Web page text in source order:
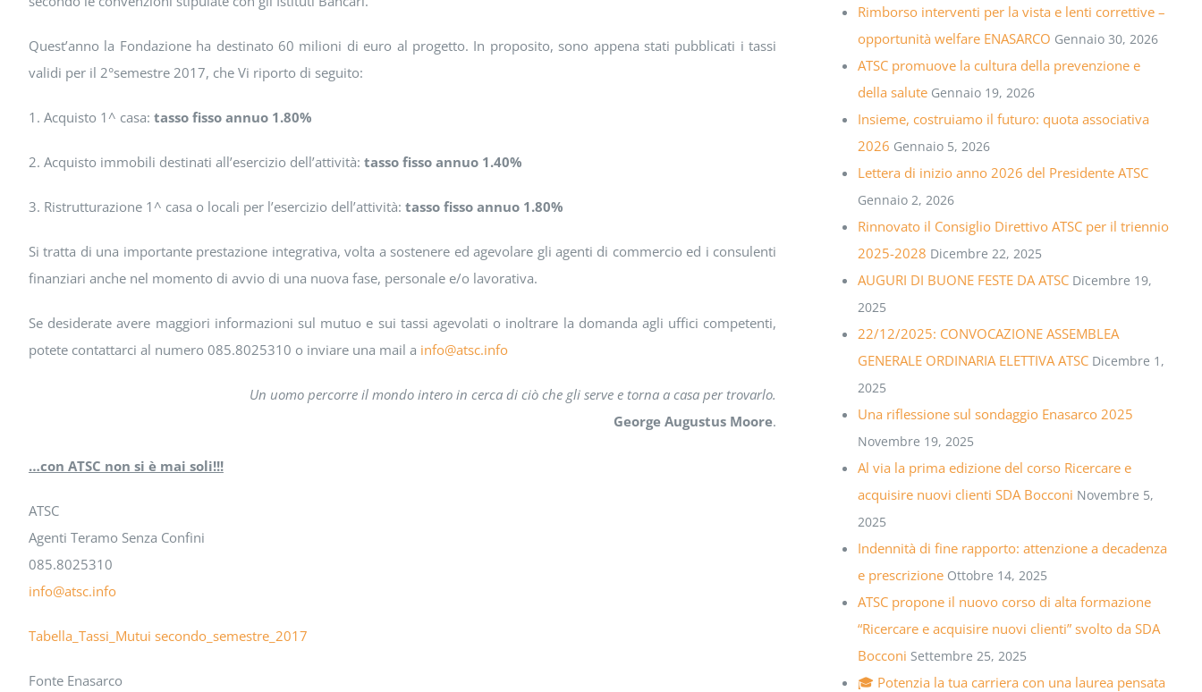
Quest’anno la Fondazione ha destinato 60 milioni di euro al progetto. In proposito, sono appena stati pubblicati i tassi
validi per il 2°semestre 2017, che Vi riporto di seguito:
1. Acquisto 1^ casa: tasso fisso annuo 1.80%
2. Acquisto immobili destinati all’esercizio dell’attività: tasso fisso annuo 1.40%
3. Ristrutturazione 1^ casa o locali per l’esercizio dell’attività: tasso fisso annuo 1.80%
Si tratta di una importante prestazione integrativa, volta a sostenere ed agevolare gli agenti di commercio ed i consulenti
finanziari anche nel momento di avvio di una nuova fase, personale e/o lavorativa.
Se desiderate avere maggiori informazioni sul mutuo e sui tassi agevolati o inoltrare la domanda agli uffici competenti,
potete contattarci al numero 085.8025310 o inviare una mail a info@atsc.info
Un uomo percorre il mondo intero in cerca di ciò che gli serve e torna a casa per trovarlo.
George Augustus Moore.
…con ATSC non si è mai soli!!!
ATSC
Agenti Teramo Senza Confini
085.8025310
info@atsc.info
Tabella_Tassi_Mutui secondo_semestre_2017
Fonte Enasarco
Rimborso interventi per la vista e lenti correttive –
opportunità welfare ENASARCO Gennaio 30, 2026
ATSC promuove la cultura della prevenzione e
della salute Gennaio 19, 2026
Insieme, costruiamo il futuro: quota associativa
2026 Gennaio 5, 2026
Lettera di inizio anno 2026 del Presidente ATSC
Gennaio 2, 2026
Rinnovato il Consiglio Direttivo ATSC per il triennio
2025-2028 Dicembre 22, 2025
AUGURI DI BUONE FESTE DA ATSC Dicembre 19,
2025
22/12/2025: CONVOCAZIONE ASSEMBLEA
GENERALE ORDINARIA ELETTIVA ATSC Dicembre 1,
2025
Una riflessione sul sondaggio Enasarco 2025
Novembre 19, 2025
Al via la prima edizione del corso Ricercare e
acquisire nuovi clienti SDA Bocconi Novembre 5,
2025
Indennità di fine rapporto: attenzione a decadenza
e prescrizione Ottobre 14, 2025
ATSC propone il nuovo corso di alta formazione
“Ricercare e acquisire nuovi clienti” svolto da SDA
Bocconi Settembre 25, 2025
🎓 Potenzia la tua carriera con una laurea pensata